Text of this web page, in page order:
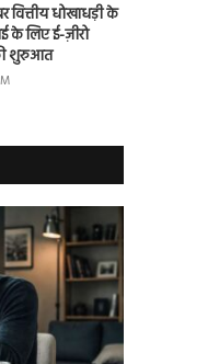
वित्तीय धोखाधड़ी के
के लिए ई-ज़ीरो
शुरुआत